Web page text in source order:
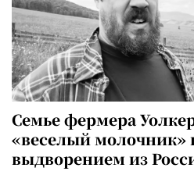
Семье фермера
«веселый молочник»
выдворением из